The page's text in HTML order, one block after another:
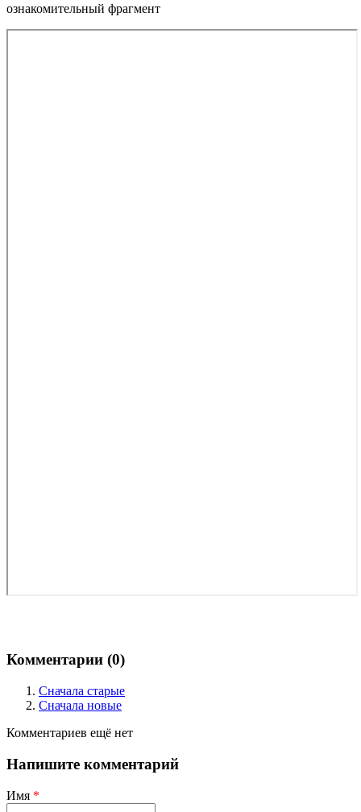
ознакомительный фрагмент
Комментарии (0)
Сначала старые
Сначала новые
Комментариев ещё нет
Напишите комментарий
Имя *